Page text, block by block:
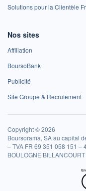
Solutions pour la Clientèle
Nos sites
Affiliation
BoursoBank
Publicité
Site Groupe & Recrutement
Copyright © 2026
Boursorama, SA au capital
– TVA FR 69 351 058 151 –
BOULOGNE